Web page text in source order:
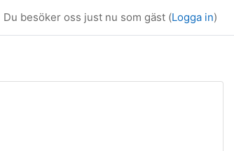
Du besöker oss just nu som gäst (Logga in)